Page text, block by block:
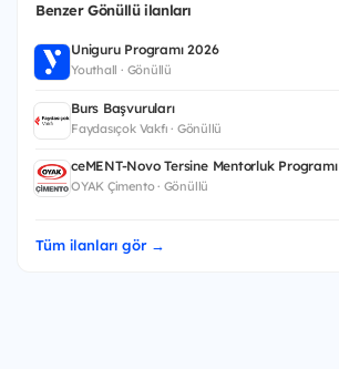
Benzer Gönüllü ilanları
Uniguru Programı 2026
Youthall · Gönüllü
Burs Başvuruları
Faydasıçok Vakfı · Gönüllü
ceMENT-Novo Tersine Mentorluk Programı
OYAK Çimento · Gönüllü
Tüm ilanları gör →